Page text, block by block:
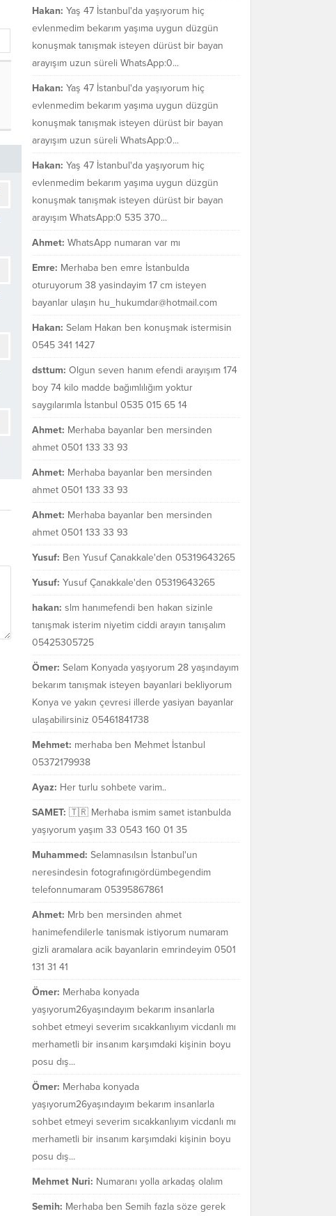
Hakan: Yaş 47 İstanbul'da yaşıyorum hiç
evlenmedim bekarım yaşıma uygun düzgün
konuşmak tanışmak isteyen dürüst bir bayan
arayışım uzun süreli WhatsApp:0...
Hakan: Yaş 47 İstanbul'da yaşıyorum hiç
evlenmedim bekarım yaşıma uygun düzgün
konuşmak tanışmak isteyen dürüst bir bayan
arayışım uzun süreli WhatsApp:0...
Hakan: Yaş 47 İstanbul'da yaşıyorum hiç
evlenmedim bekarım yaşıma uygun düzgün
konuşmak tanışmak isteyen dürüst bir bayan
arayışım WhatsApp:0 535 370...
Ahmet: WhatsApp numaran var mı
Emre: Merhaba ben emre İstanbulda
oturuyorum 38 yasindayim 17 cm isteyen
bayanlar ulaşın hu_hukumdar@hotmail.com
Hakan: Selam Hakan ben konuşmak istermisin
0545 341 1427
dsttum: Olgun seven hanım efendi arayışım 174
boy 74 kilo madde bağımlılığım yoktur
saygılarımla İstanbul 0535 015 65 14
Ahmet: Merhaba bayanlar ben mersinden
ahmet 0501 133 33 93
Ahmet: Merhaba bayanlar ben mersinden
ahmet 0501 133 33 93
Ahmet: Merhaba bayanlar ben mersinden
ahmet 0501 133 33 93
Yusuf: Ben Yusuf Çanakkale'den 05319643265
Yusuf: Yusuf Çanakkale'den 05319643265
hakan: slm hanımefendi ben hakan sizinle
tanışmak isterim niyetim ciddi arayın tanışalım
05425305725
Ömer: Selam Konyada yaşıyorum 28 yaşındayım
bekarım tanışmak isteyen bayanlari bekliyorum
Konya ve yakın çevresi illerde yasiyan bayanlar
ulaşabilirsiniz 05461841738
Mehmet: merhaba ben Mehmet İstanbul
05372179938
Ayaz: Her turlu sohbete varim..
SAMET: 🇹🇷 Merhaba ismim samet istanbulda
yaşıyorum yaşım 33 0543 160 01 35
Muhammed: Selamnasılsın İstanbul'un
neresindesin fotografınıgördümbegendim
telefonnumaram 05395867861
Ahmet: Mrb ben mersinden ahmet
hanimefendilerle tanismak istiyorum numaram
gizli aramalara acik bayanlarin emrindeyim 0501
131 31 41
Ömer: Merhaba konyada
yaşıyorum26yaşındayım bekarım insanlarla
sohbet etmeyi severim sıcakkanlıyım vicdanlı mı
merhametli bir insanım karşımdaki kişinin boyu
posu dış...
Ömer: Merhaba konyada
yaşıyorum26yaşındayım bekarım insanlarla
sohbet etmeyi severim sıcakkanlıyım vicdanlı mı
merhametli bir insanım karşımdaki kişinin boyu
posu dış...
Mehmet Nuri: Numaranı yolla arkadaş olalım
Semih: Merhaba ben Semih fazla söze gerek